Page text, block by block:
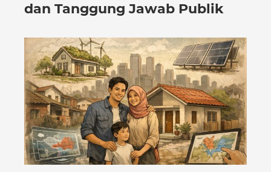
dan Tanggung Jawab Publik